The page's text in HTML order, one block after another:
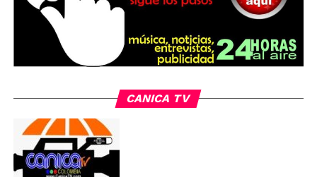
CANICA TV